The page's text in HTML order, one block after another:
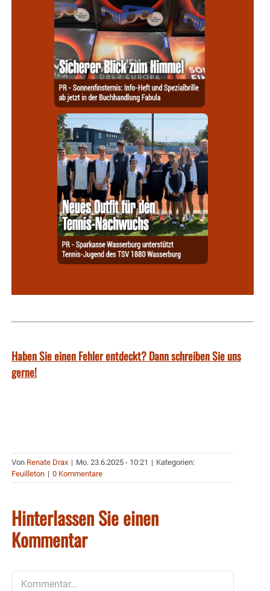
Haben Sie einen Fehler entdeckt? Dann schreiben Sie uns
gerne!
Von Renate Drax | Mo. 23.6.2025 - 10:21 | Kategorien:
Feuilleton | 0 Kommentare
Hinterlassen Sie einen
Kommentar